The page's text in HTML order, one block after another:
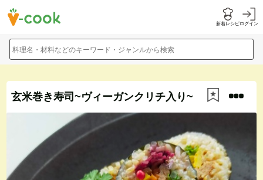
新着レシピログイン
料理名・材料などのキーワード・ジャンルから検索
玄米巻き寿司~ヴィーガンクリチ入り~